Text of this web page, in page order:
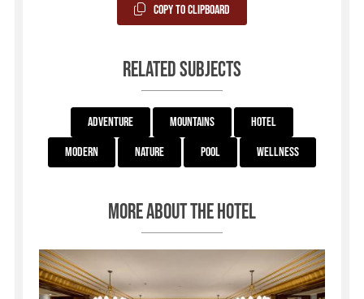
Copy to Clipboard
Related subjects
Adventure Mountains
Hotel
Modern
Nature Pool Wellness
More about the hotel